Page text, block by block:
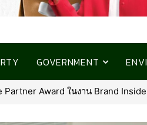
GOVERNMENT
ตอกย้ำความมุ่งมั่นในการเคียงข้างลู